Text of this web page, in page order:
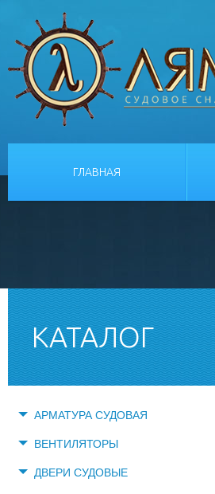
ГЛАВНАЯ
КАТАЛОГ
АРМАТУРА СУДОВАЯ
ВЕНТИЛЯТОРЫ
ДВЕРИ СУДОВЫЕ